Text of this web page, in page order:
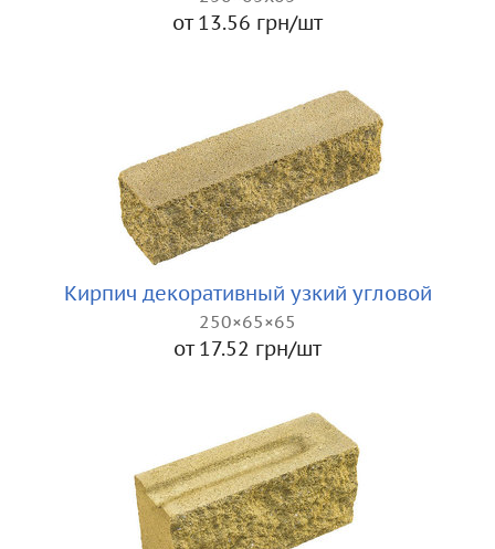
от 13.56 грн/шт
Кирпич декоративный узкий угловой
250×65×65
от 17.52 грн/шт